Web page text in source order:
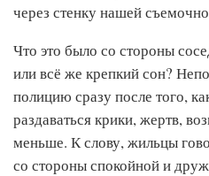
через стенку нашей
Что это было со стороны
или всё же крепкий сон?
полицию сразу после того,
раздаваться крики, жертв,
меньше. К слову, жильцы
со стороны спокойной и